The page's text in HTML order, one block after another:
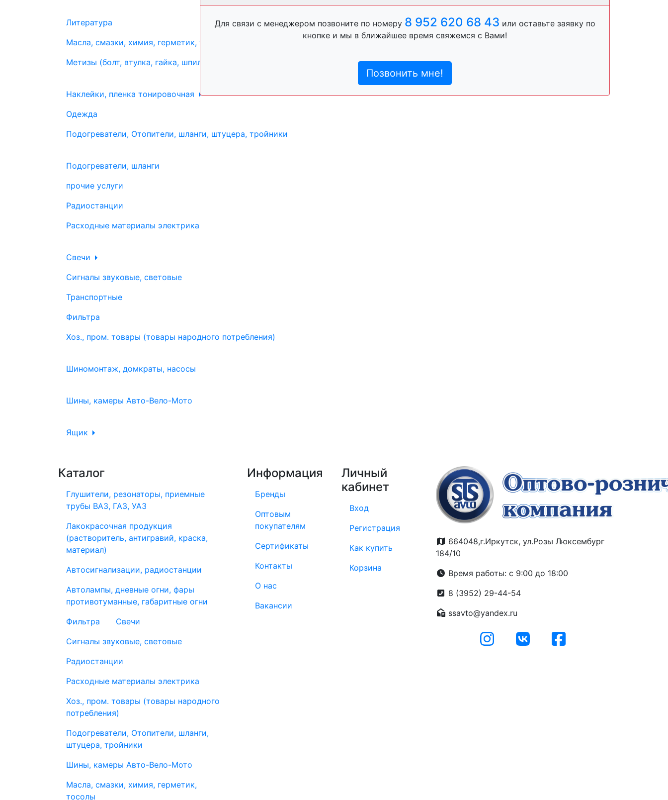
Литература
Масла, смазки, химия, герметик, тосолы
Метизы (болт, втулка, гайка, шпилька, пистон)
Наклейки, пленка тонировочная
Одежда
Подогреватели, Отопители, шланги, штуцера, тройники
Подогреватели, шланги
прочие услуги
Радиостанции
Расходные материалы электрика
Свечи
Сигналы звуковые, световые
Транспортные
Фильтра
Хоз., пром. товары (товары народного потребления)
Шиномонтаж, домкраты, насосы
Шины, камеры Авто-Вело-Мото
Ящик
Для связи с менеджером позвоните по номеру 8 952 620 68 43 или оставьте заявку по
кнопке и мы в ближайшее время свяжемся с Вами!
Позвонить мне!
Каталог
Глушители, резонаторы, приемные
трубы ВАЗ, ГАЗ, УАЗ
Лакокрасочная продукция
(растворитель, антигравий, краска,
материал)
Автосигнализации, радиостанции
Автолампы, дневные огни, фары
противотуманные, габаритные огни
Фильтра
Свечи
Сигналы звуковые, световые
Радиостанции
Расходные материалы электрика
Хоз., пром. товары (товары народного
потребления)
Подогреватели, Отопители, шланги,
штуцера, тройники
Шины, камеры Авто-Вело-Мото
Масла, смазки, химия, герметик,
тосолы
Информация
Бренды
Оптовым
покупателям
Сертификаты
Контакты
О нас
Вакансии
Личный
кабинет
Вход
Регистрация
Как купить
Корзина
664048,г.Иркутск, ул.Розы Люксембург
184/10
Время работы: с 9:00 до 18:00
8 (3952) 29-44-54
ssavto@yandex.ru